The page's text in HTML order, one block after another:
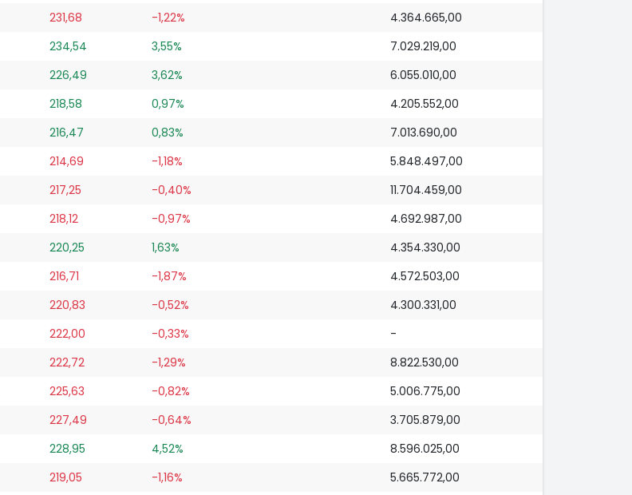
231,68 -1,22%
4.364.665,00
234,54 3,55%
7.029.219,00
226,49 3,62%
6.055.010,00
218,58 0,97%
4.205.552,00
216,47 0,83%
7.013.690,00
214,69 -1,18%
5.848.497,00
217,25 -0,40%
11.704.459,00
218,12 -0,97%
4.692.987,00
220,25 1,63%
4.354.330,00
216,71 -1,87%
4.572.503,00
220,83 -0,52%
4.300.331,00
222,00 -0,33%
-
222,72 -1,29%
8.822.530,00
225,63 -0,82%
5.006.775,00
227,49 -0,64%
3.705.879,00
228,95 4,52%
8.596.025,00
219,05 -1,16%
5.665.772,00